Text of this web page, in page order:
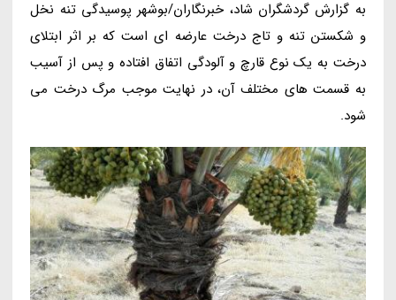
به گزارش گردشگران شاد، خبرنگاران/بوشهر پوسیدگی تنه نخل
و شکستن تنه و تاج درخت عارضه ای است که بر اثر ابتلای
درخت به یک نوع قارچ و آلودگی اتفاق افتاده و پس از آسیب
به قسمت های مختلف آن، در نهایت موجب مرگ درخت می
شود.